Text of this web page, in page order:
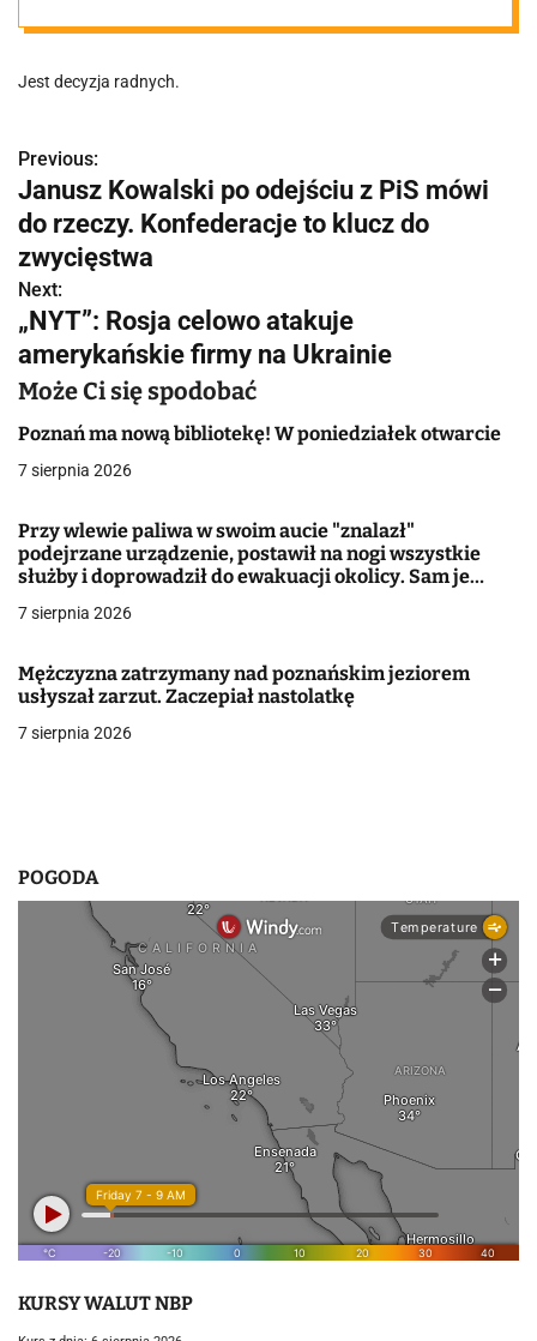
Jest decyzja radnych.
N
a
w
i
g
a
c
j
a
w
p
i
s
Previous:
Janusz Kowalski po odejściu z PiS mówi
do rzeczy. Konfederacje to klucz do
zwycięstwa
Next:
„NYT”: Rosja celowo atakuje
amerykańskie firmy na Ukrainie
Może Ci się spodobać
Poznań ma nową bibliotekę! W poniedziałek otwarcie
7 sierpnia 2026
Przy wlewie paliwa w swoim aucie "znalazł"
podejrzane urządzenie, postawił na nogi wszystkie
służby i doprowadził do ewakuacji okolicy. Sam je
7 sierpnia 2026
Mężczyzna zatrzymany nad poznańskim jeziorem
usłyszał zarzut. Zaczepiał nastolatkę
7 sierpnia 2026
POGODA
KURSY WALUT NBP